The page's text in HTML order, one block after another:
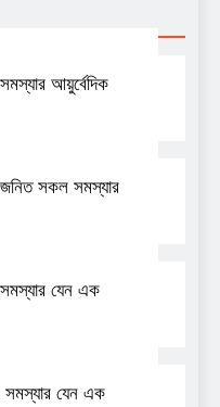
আয়ুর্বেদিক
জনিত সকল সমস্যার
যেন এক
সমস্যার যেন এক